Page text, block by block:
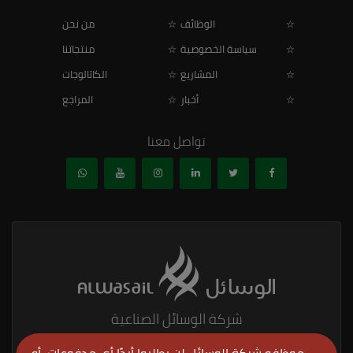
من نحن
الوظائف
منتجاتنا
سياسة الخصوصية
الكاتالوجات
المشاريع
المراجع
أخبار
تواصل معنا
شركة الوسائل الصناعية
نحن من أكبر وأعظم المبتكرين المصنعين والموردين لأنابيب البولي